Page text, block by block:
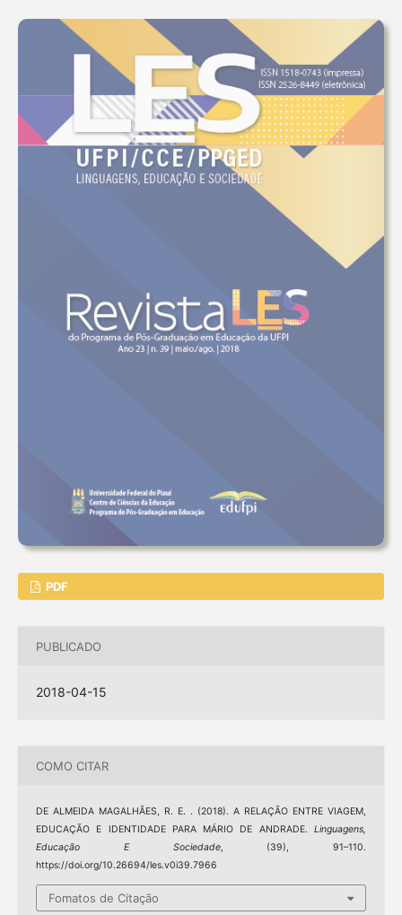
PDF
PUBLICADO
2018-04-15
COMO CITAR
DE ALMEIDA MAGALHÃES, R. E. . (2018). A RELAÇÃO ENTRE VIAGEM,
EDUCAÇÃO E IDENTIDADE PARA MÁRIO DE ANDRADE.Linguagens,
Educação E Sociedade, (39), 91–110.
https://doi.org/10.26694/les.v0i39.7966
Fomatos de Citação